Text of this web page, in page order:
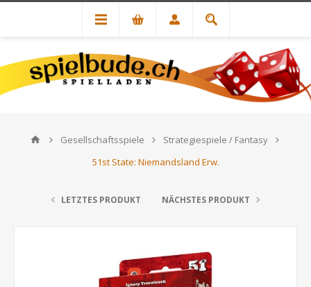
Gesellschaftsspiele
Strategiespiele / Fantasy
51st State: Niemandsland Erw.
LETZTES PRODUKT NÄCHSTES PRODUKT